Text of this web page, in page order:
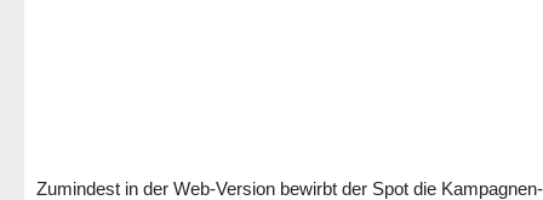
Zumindest in der Web-Version bewirbt der Spot die